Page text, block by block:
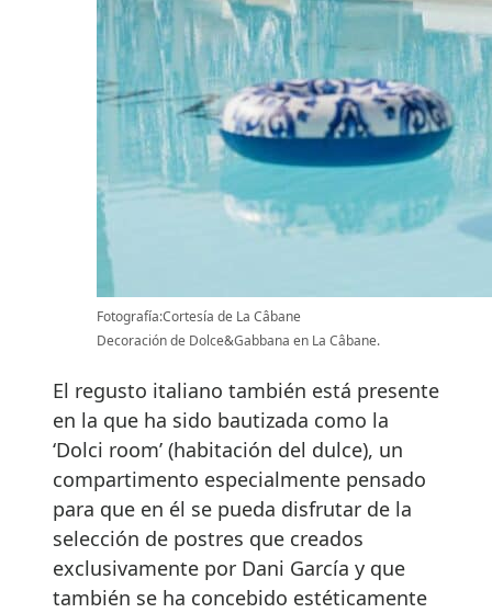
Fotografía:Cortesía de La Câbane
Decoración de Dolce&Gabbana en La Câbane.
El regusto italiano también está presente
en la que ha sido bautizada como la
‘Dolci room’ (habitación del dulce), un
compartimento especialmente pensado
para que en él se pueda disfrutar de la
selección de postres que creados
exclusivamente por Dani García y que
también se ha concebido estéticamente